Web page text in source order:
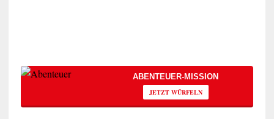
ABENTEUER-MISSION
JETZT WÜRFELN